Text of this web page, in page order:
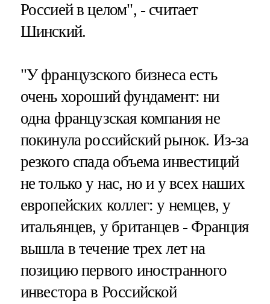
Россией в целом", - считает
Шинский.
"У французского бизнеса есть
очень хороший фундамент: ни
одна французская компания не
покинула российский рынок. Из-за
резкого спада объема инвестиций
не только у нас, но и у всех наших
европейских коллег: у немцев, у
итальянцев, у британцев - Франция
вышла в течение трех лет на
позицию первого иностранного
инвестора в Российской